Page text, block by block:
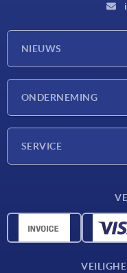
NIEUWS
ONDERNEMING
SERVICE
CAD-gegevens